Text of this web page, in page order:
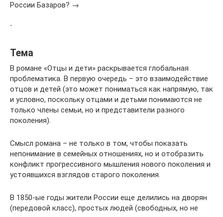
России Базаров? →
`
Тема
В романе «Отцы и дети» раскрывается глобальная
проблематика. В первую очередь – это взаимодействие
отцов и детей (это может пониматься как напрямую, так
и условно, поскольку отцами и детьми понимаются не
только члены семьи, но и представители разного
поколения).
Смысл романа – не только в том, чтобы показать
непонимание в семейных отношениях, но и отобразить
конфликт прогрессивного мышления нового поколения и
устоявшихся взглядов старого поколения.
В 1850-ые годы жители России еще делились на дворян
(передовой класс), простых людей (свободных, но не